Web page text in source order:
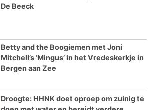
De Beeck
Betty and the Boogiemen met Joni
Mitchell’s ‘Mingus’ in het Vredeskerkje in
Bergen aan Zee
Droogte: HHNK doet oproep om zuinig te